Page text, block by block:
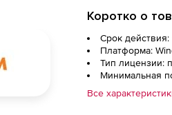
Коротко о
Срок действия:
Платформа:
Тип лицензии:
Минимальная
Все